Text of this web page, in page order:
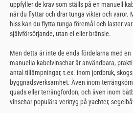
uppfyller de krav som ställs på en manuell
när du flyttar och drar tunga vikter och varor.
hiss kan du flytta tunga föremål och laster
självförsörjande, utan el eller bränsle.
Men detta är inte de enda fördelarna med
manuella kabelvinschar är användbara,
antal tillämpningar, t.ex. inom jordbruk,
byggnadsverksamhet. Även inom
quads eller terrängfordon, och även inom
vinschar populära verktyg på yachter,